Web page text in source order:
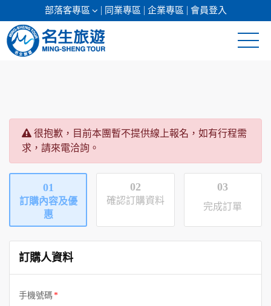
部落客專區 同業專區 企業專區 會員登入
郵輪假期
海島假期
韓國
東南亞
美加紐澳
很抱歉，目前本團暫不提供線上報名，如有行程需
求，請來電洽詢。
01
訂購內容及優
惠
02
確認訂購資料
03
完成訂單
訂購人資料
手機號碼